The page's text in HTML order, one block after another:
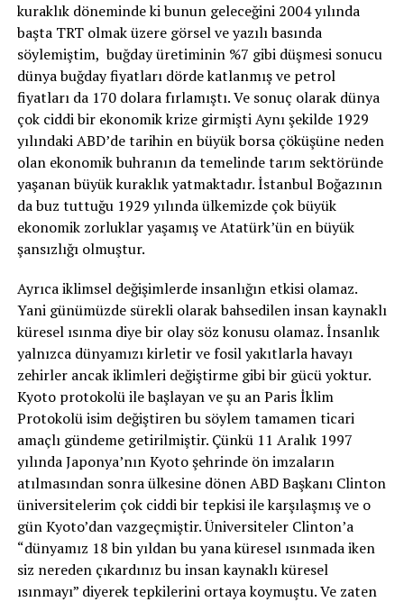
kuraklık döneminde ki bunun geleceğini 2004 yılında
başta TRT olmak üzere görsel ve yazılı basında
söylemiştim, buğday üretiminin %7 gibi düşmesi sonucu
dünya buğday fiyatları dörde katlanmış ve petrol
fiyatları da 170 dolara fırlamıştı. Ve sonuç olarak dünya
çok ciddi bir ekonomik krize girmişti Aynı şekilde 1929
yılındaki ABD’de tarihin en büyük borsa çöküşüne neden
olan ekonomik buhranın da temelinde tarım sektöründe
yaşanan büyük kuraklık yatmaktadır. İstanbul Boğazının
da buz tuttuğu 1929 yılında ülkemizde çok büyük
ekonomik zorluklar yaşamış ve Atatürk’ün en büyük
şansızlığı olmuştur.
Ayrıca iklimsel değişimlerde insanlığın etkisi olamaz.
Yani günümüzde sürekli olarak bahsedilen insan kaynaklı
küresel ısınma diye bir olay söz konusu olamaz. İnsanlık
yalnızca dünyamızı kirletir ve fosil yakıtlarla havayı
zehirler ancak iklimleri değiştirme gibi bir gücü yoktur.
Kyoto protokolü ile başlayan ve şu an Paris İklim
Protokolü isim değiştiren bu söylem tamamen ticari
amaçlı gündeme getirilmiştir. Çünkü 11 Aralık 1997
yılında Japonya’nın Kyoto şehrinde ön imzaların
atılmasından sonra ülkesine dönen ABD Başkanı Clinton
üniversitelerim çok ciddi bir tepkisi ile karşılaşmış ve o
gün Kyoto’dan vazgeçmiştir. Üniversiteler Clinton’a
“dünyamız 18 bin yıldan bu yana küresel ısınmada iken
siz nereden çıkardınız bu insan kaynaklı küresel
ısınmayı” diyerek tepkilerini ortaya koymuştu. Ve zaten